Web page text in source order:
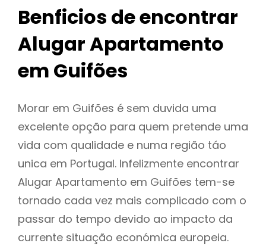
Benficios de encontrar
Alugar Apartamento
em Guifões
Morar em Guifões é sem duvida uma
excelente opção para quem pretende uma
vida com qualidade e numa região táo
unica em Portugal. Infelizmente encontrar
Alugar Apartamento em Guifões tem-se
tornado cada vez mais complicado com o
passar do tempo devido ao impacto da
currente situação económica europeia.